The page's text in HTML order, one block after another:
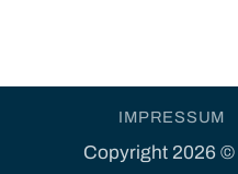
IMPRESSUM
Copyright 2026 ©